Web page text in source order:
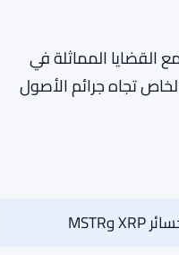
الرقمية — هل هي
مختلفًا عن، على سبيل
لأوامر الاسترداد — وهو ما